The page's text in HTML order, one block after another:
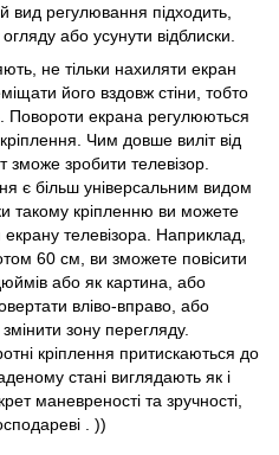
вид регулювання підходить,
або усунути відблиски.
не тільки нахиляти екран
його вздовж стіни, тобто
Повороти екрана регулюються
Чим довше виліт від
зможе зробити телевізор.
є більш універсальним видом
такому кріпленню ви можете
телевізора. Наприклад,
60 см, ви зможете повісити
або як картина, або
вліво-вправо, або
зону перегляду.
кріплення притискаються до
стані виглядають як і
маневреності та зручності,
. ))